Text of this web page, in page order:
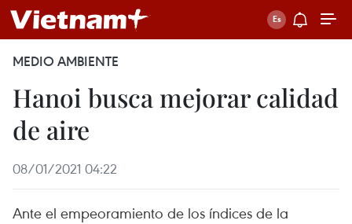
MEDIO AMBIENTE
Hanoi busca mejorar calidad
de aire
08/01/2021 04:22
Ante el empeoramiento de los índices de la